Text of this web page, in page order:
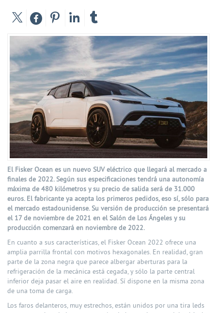
El Fisker Ocean es un nuevo SUV eléctrico que llegará al mercado a
finales de 2022. Según sus especificaciones tendrá una autonomía
máxima de 480 kilómetros y su precio de salida será de 31.000
euros. El fabricante ya acepta los primeros pedidos, eso sí, sólo para
el mercado estadounidense. Su versión de producción se presentará
el 17 de noviembre de 2021 en el Salón de Los Ángeles y su
producción comenzará en noviembre de 2022.
En cuanto a sus características, el Fisker Ocean 2022 ofrece una
amplia parrilla frontal con motivos hexagonales. En realidad, gran
parte de la zona negra que parece albergar aberturas para la
refrigeración de la mecánica está cegada, y sólo la parte central
inferior deja pasar el aire en realidad. Sí dispone en la misma zona
de una toma de carga.
Los faros delanteros, muy estrechos, están unidos por una tira leds